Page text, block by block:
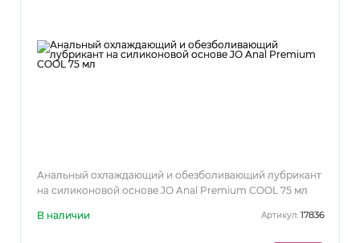
Анальный охлаждающий и обезболивающий лубрикант
на силиконовой основе JO Anal Premium COOL 75 мл
В наличии Артикул: 17836